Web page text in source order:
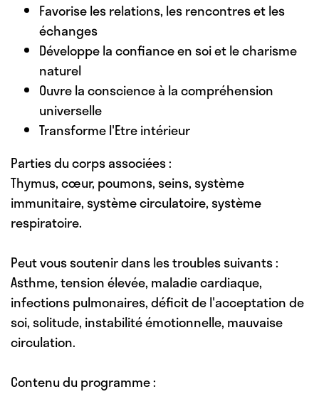
Favorise les relations, les rencontres et les
échanges
Développe la confiance en soi et le charisme
naturel
Ouvre la conscience à la compréhension
universelle
Transforme l'Etre intérieur
Parties du corps associées :
Thymus, cœur, poumons, seins, système
immunitaire, système circulatoire, système
respiratoire.
Peut vous soutenir dans les troubles suivants :
Asthme, tension élevée, maladie cardiaque,
infections pulmonaires, déficit de l'acceptation de
soi, solitude, instabilité émotionnelle, mauvaise
circulation.
Contenu du programme :